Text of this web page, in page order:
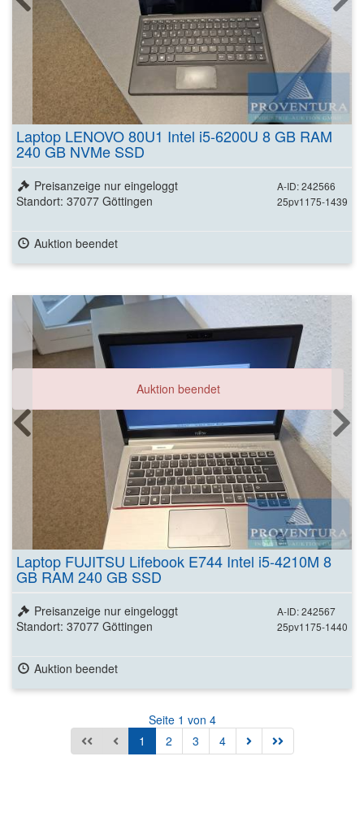
Laptop LENOVO 80U1 Intel i5-6200U 8 GB RAM
240 GB NVMe SSD
A-ID: 242566
25pv1175-1439
Preisanzeige nur eingeloggt
Standort: 37077 Göttingen
Auktion beendet
Auktion beendet
Laptop FUJITSU Lifebook E744 Intel i5-4210M 8
GB RAM 240 GB SSD
A-ID: 242567
25pv1175-1440
Preisanzeige nur eingeloggt
Standort: 37077 Göttingen
Auktion beendet
Seite 1 von 4
1
2 3 4